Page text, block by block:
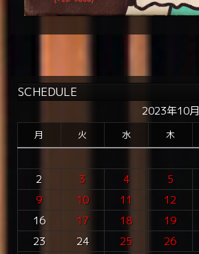
SCHEDULE
2023年10月
月 火 水 木
2
3 4 5
9
10 11 12
16
17 18 19
23
24 25 26